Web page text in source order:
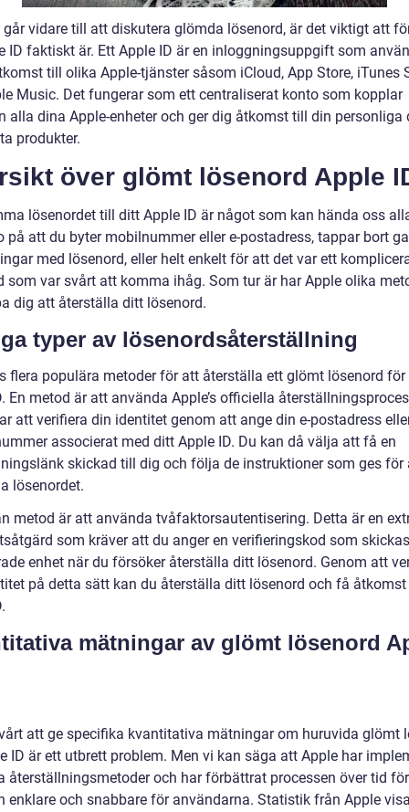
går vidare till att diskutera glömda lösenord, är det viktigt att
ID faktiskt är. Ett Apple ID är en inloggningsuppgift som
till olika Apple-tjänster såsom iCloud, App Store, iTunes
Music. Det fungerar som ett centraliserat konto som kopplar
alla dina Apple-enheter och ger dig åtkomst till din personliga
produkter.
över glömt lösenord Apple
lösenordet till ditt Apple ID är något som kan hända oss
på att du byter mobilnummer eller e-postadress, tappar bort
med lösenord, eller helt enkelt för att det var ett
som var svårt att komma ihåg. Som tur är har Apple olika
dig att återställa ditt lösenord.
typer av lösenordsåterställning
flera populära metoder för att återställa ett glömt lösenord
En metod är att använda Apple’s officiella
att verifiera din identitet genom att ange din e-postadress
associerat med ditt Apple ID. Du kan då välja att få en
skickad till dig och följa de instruktioner som ges för
lösenordet.
metod är att använda tvåfaktorsautentisering. Detta är en
som kräver att du anger en verifieringskod som
enhet när du försöker återställa ditt lösenord. Genom att
på detta sätt kan du återställa ditt lösenord och få
mätningar av glömt lösenord
att ge specifika kvantitativa mätningar om huruvida glömt
ID är ett utbrett problem. Men vi kan säga att Apple har
återställningsmetoder och har förbättrat processen över tid
enklare och snabbare för användarna. Statistik från Apple